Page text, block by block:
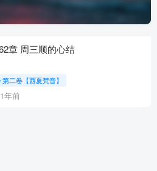
第62章 周三顺的心结
第二卷【西夏梵音】
1年前